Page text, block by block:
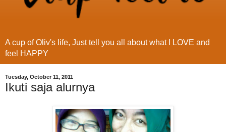
A cup of Oliv's life, Just tell you all about what I LOVE and
feel HAPPY
Tuesday, October 11, 2011
Ikuti saja alurnya